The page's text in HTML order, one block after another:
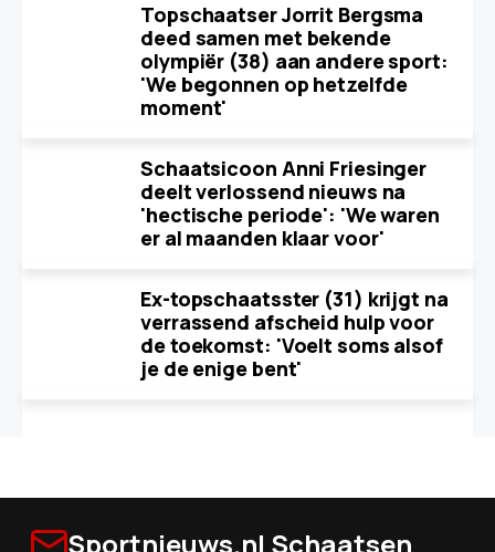
Topschaatser Jorrit Bergsma
deed samen met bekende
olympiër (38) aan andere sport:
'We begonnen op hetzelfde
moment'
Schaatsicoon Anni Friesinger
deelt verlossend nieuws na
'hectische periode': 'We waren
er al maanden klaar voor'
Ex-topschaatsster (31) krijgt na
verrassend afscheid hulp voor
de toekomst: 'Voelt soms alsof
je de enige bent'